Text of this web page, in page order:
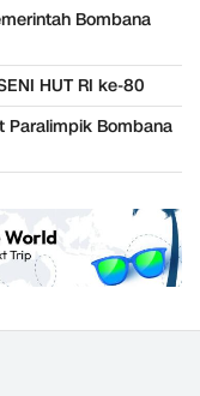
Bombana
HUT RI ke-80
Paralimpik Bombana